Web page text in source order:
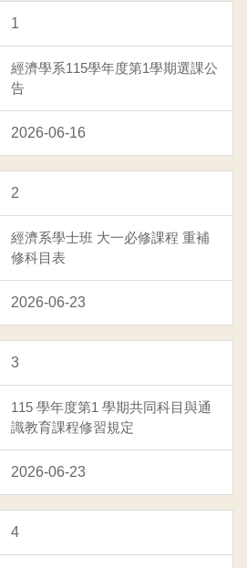
1
經濟學系115學年度第1學期選課公
告
2026-06-16
2
經濟系學士班 大一必修課程 重補
修科目表
2026-06-23
3
115 學年度第1 學期共同科目與通
識教育課程修習規定
2026-06-23
4